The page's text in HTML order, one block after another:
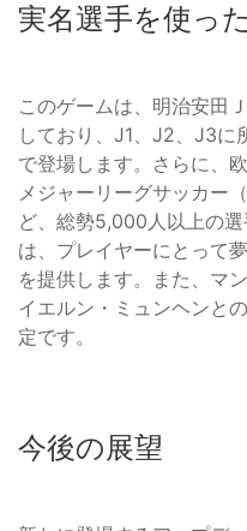
実名選手を使っ
このゲームは、明治安田
しており、J1、J2、J3に
で登場します。さらに、
メジャーリーグサッカー
ど、総勢5,000人以上の
は、プレイヤーにとって
を提供します。また、マ
イエルン・ミュンヘンと
定です。
今後の展望